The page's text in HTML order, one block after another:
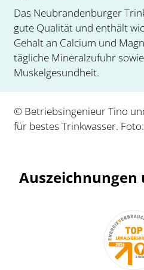
Das Neubrandenburger
gute Qualität und enthält
Gehalt an Calcium und
tägliche Mineralzufuhr
Muskelgesundheit.
© Betriebsingenieur Tino
für bestes Trinkwasser.